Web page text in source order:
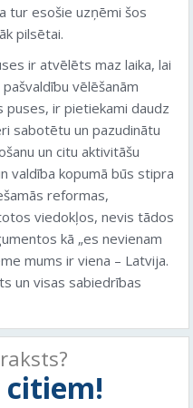
tur esošie uzņēmi šos
pilsētai.
ir atvēlēts maz laika, lai
vēlēšanām
puses, ir pietiekami daudz
sabotētu un pazudinātu
un citu aktivitāšu
valdība kopumā būs stipra
reformas,
viedokļos, nevis tādos
kā „es nevienam
mums ir viena – Latvija.
un visas sabiedrības
citiem!